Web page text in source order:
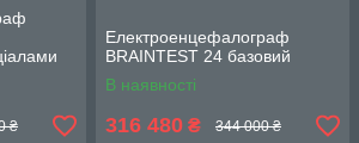
₴
Електроенцефалограф
BRAINTEST 24 базовий
В наявності
316 480 ₴ 344 000 ₴